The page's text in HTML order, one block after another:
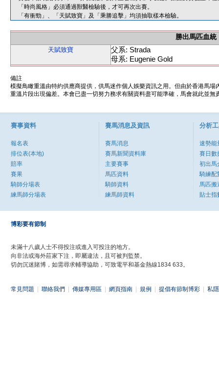
「時尚風格」必須通過獸醫檢驗後，才可再次出賽。
「有衝勁」、「天賦致寶」及「乘勝追擊」均須抽取樣本檢驗。
勝出馬匹血統
天賦致寶
父系: Strada
母系: Eugenie Gold
備註
模擬鳥瞰重溫由特約供應商提供，供馬迷作個人娛樂資訊之用。但由於香港馬
重溫片段出現偏差。本會已盡一切努力務求有關資料盡可能準確，馬會就此並
賽事資料
報名表
排位表(本地)
賠率
賽果
騎師分場表
練馬師分場表
賽馬消息及資訊
賽馬消息
賽馬新聞資料庫
主要賽事
馬匹資料
騎師資料
練馬師資料
分析
速勢能
賽日數
初出馬
騎練配
馬匹搬
貼士指
博彩要有節制
未滿十八歲人士不得投注或進入可投注的地方。
向非法或海外莊家下注，即屬違法，且可被判監禁。
切勿沉迷賭博，如需尋求輔導協助，可致電平和基金熱線1834 633。
常見問題 聯絡我們 傳媒專用區 網頁指南 規例 提倡有節制博彩 私